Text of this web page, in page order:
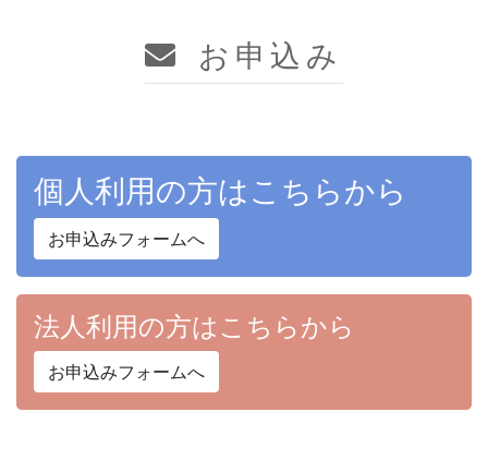
お申込み
個人利用の方はこちらから
お申込みフォームへ
法人利用の方はこちらから
お申込みフォームへ